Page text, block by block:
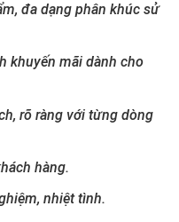
đa dạng phân khúc sử
khuyến mãi dành cho
rõ ràng với từng dòng
hàng.
nhiệt tình.